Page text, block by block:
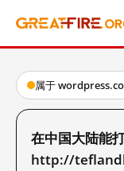
属于
在中国大陆能
http://